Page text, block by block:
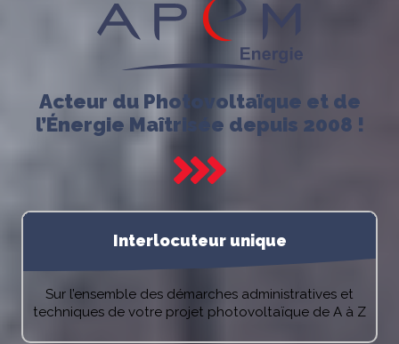
Acteur du Photovoltaïque et de
l’Énergie Maîtrisée depuis 2008 !
Interlocuteur unique
Sur l’ensemble des démarches administratives et
techniques de votre projet photovoltaïque de A à Z